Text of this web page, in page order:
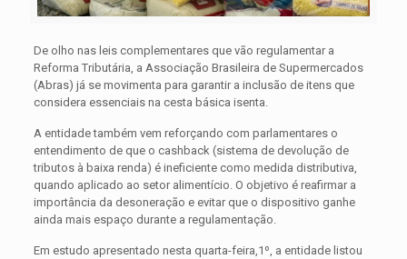
De olho nas leis complementares que vão regulamentar a
Reforma Tributária, a Associação Brasileira de Supermercados
(Abras) já se movimenta para garantir a inclusão de itens que
considera essenciais na cesta básica isenta.
A entidade também vem reforçando com parlamentares o
entendimento de que o cashback (sistema de devolução de
tributos à baixa renda) é ineficiente como medida distributiva,
quando aplicado ao setor alimentício. O objetivo é reafirmar a
importância da desoneração e evitar que o dispositivo ganhe
ainda mais espaço durante a regulamentação.
Em estudo apresentado nesta quarta-feira,1º, a entidade listou